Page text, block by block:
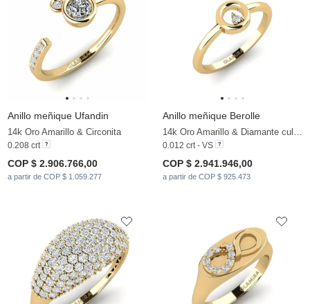
Anillo meñique Ufandin
14k Oro Amarillo & Circonita
0.208 crt
COP $ 2.906.766,00
a partir de COP $ 1.059.277
Anillo meñique Berolle
0.012 crt - VS
COP $ 2.941.946,00
a partir de COP $ 925.473